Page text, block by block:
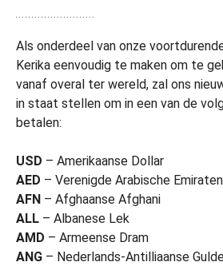
Als onderdeel van onze
Kerika eenvoudig te maken om te
vanaf overal ter wereld, zal ons
in staat stellen om in een van de
betalen:
USD – Amerikaanse Dollar
AED – Verenigde Arabische
AFN – Afghaanse Afghani
ALL – Albanese Lek
AMD – Armeense Dram
ANG – Nederlands-Antilliaanse